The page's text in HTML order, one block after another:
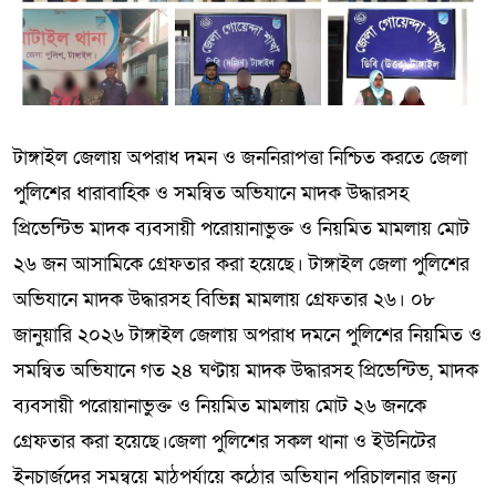
টাঙ্গাইল জেলায় অপরাধ দমন ও জননিরাপত্তা নিশ্চিত করতে জেলা
পুলিশের ধারাবাহিক ও সমন্বিত অভিযানে মাদক উদ্ধারসহ
প্রিভেন্টিভ মাদক ব্যবসায়ী পরোয়ানাভুক্ত ও নিয়মিত মামলায় মোট
২৬ জন আসামিকে গ্রেফতার করা হয়েছে। টাঙ্গাইল জেলা পুলিশের
অভিযানে মাদক উদ্ধারসহ বিভিন্ন মামলায় গ্রেফতার ২৬। ০৮
জানুয়ারি ২০২৬ টাঙ্গাইল জেলায় অপরাধ দমনে পুলিশের নিয়মিত ও
সমন্বিত অভিযানে গত ২৪ ঘণ্টায় মাদক উদ্ধারসহ প্রিভেন্টিভ, মাদক
ব্যবসায়ী পরোয়ানাভুক্ত ও নিয়মিত মামলায় মোট ২৬ জনকে
গ্রেফতার করা হয়েছে।জেলা পুলিশের সকল থানা ও ইউনিটের
ইনচার্জদের সমন্বয়ে মাঠপর্যায়ে কঠোর অভিযান পরিচালনার জন্য